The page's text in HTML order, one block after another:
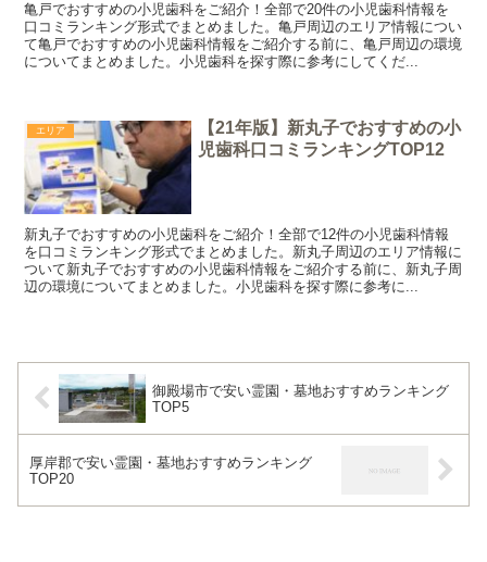
亀戸でおすすめの小児歯科をご紹介！全部で20件の小児歯科情報を
口コミランキング形式でまとめました。亀戸周辺のエリア情報につい
て亀戸でおすすめの小児歯科情報をご紹介する前に、亀戸周辺の環境
についてまとめました。小児歯科を探す際に参考にしてくだ...
エリア
【21年版】新丸子でおすすめの小
児歯科口コミランキングTOP12
新丸子でおすすめの小児歯科をご紹介！全部で12件の小児歯科情報
を口コミランキング形式でまとめました。新丸子周辺のエリア情報に
ついて新丸子でおすすめの小児歯科情報をご紹介する前に、新丸子周
辺の環境についてまとめました。小児歯科を探す際に参考に...
御殿場市で安い霊園・墓地おすすめランキング
TOP5
厚岸郡で安い霊園・墓地おすすめランキング
TOP20